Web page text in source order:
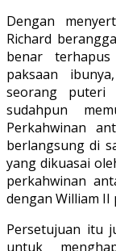
Dengan
Richard
benar
paksaan
seorang puteri
sudahpun
Perkahwinan
berlangsung di
yang dikuasai
perkahwinan
dengan William II
Persetujuan itu
untuk